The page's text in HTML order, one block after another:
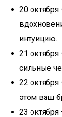
20
интуицию.
21
сильные
22
этом ваш
23 октября